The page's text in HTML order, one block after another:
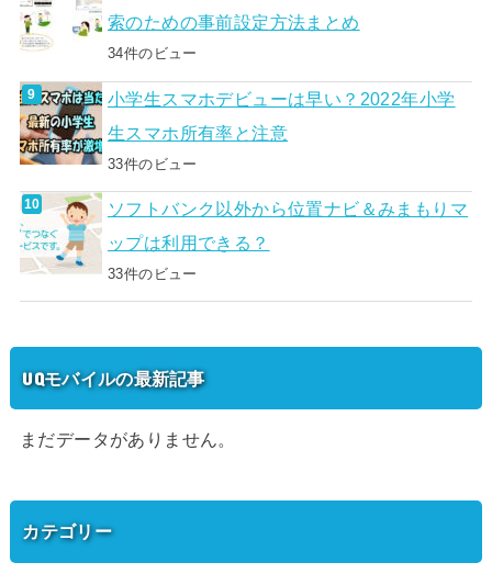
索のための事前設定方法まとめ
34件のビュー
小学生スマホデビューは早い？2022年小学
生スマホ所有率と注意
33件のビュー
ソフトバンク以外から位置ナビ＆みまもりマ
ップは利用できる？
33件のビュー
UQモバイルの最新記事
まだデータがありません。
カテゴリー